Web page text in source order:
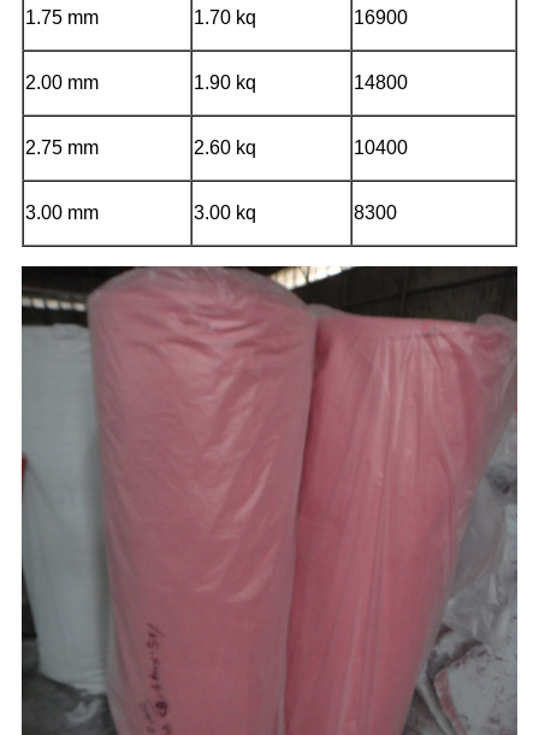
1.75 mm 1.70 kq 16900
2.00 mm 1.90 kq 14800
2.75 mm 2.60 kq 10400
3.00 mm 3.00 kq 8300